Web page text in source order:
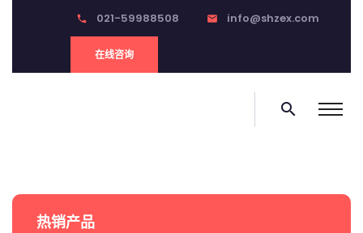
phone 021-59988508 email info@shzex.com
在线咨询
search
热销产品